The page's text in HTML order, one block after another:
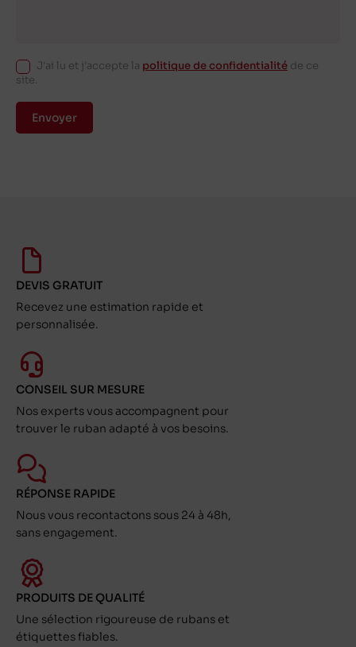
J'ai lu et j'accepte la politique de confidentialité de ce
site.
Envoyer
DEVIS GRATUIT
Recevez une estimation rapide et
personnalisée.
CONSEIL SUR MESURE
Nos experts vous accompagnent pour
trouver le ruban adapté à vos besoins.
RÉPONSE RAPIDE
Nous vous recontactons sous 24 à 48h,
sans engagement.
PRODUITS DE QUALITÉ
Une sélection rigoureuse de rubans et
étiquettes fiables.